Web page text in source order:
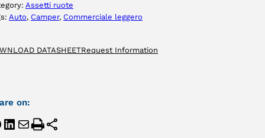
Assetti ruote
Auto, Camper, Commerciale leggero
DATASHEETRequest Information
on: